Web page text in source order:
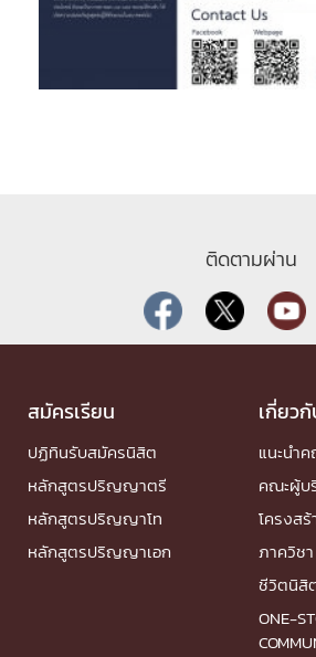
ติดตามผ่าน
สมัครเรียน
ปฏิทินรับสมัครนิสิต
หลักสูตรปริญญาตรี
หลักสูตรปริญญาโท
หลักสูตรปริญญาเอก
เกี่ยว
แนะนำ
คณะผู้บ
โครงส
ภาควิช
ชีวิตนิสิ
ONE-